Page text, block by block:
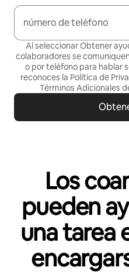
número de teléfono
Al seleccionar Obtener
colaboradores se
o por teléfono para hablar
reconoces la Política de
Términos Adicionales
Los
pueden
una tarea